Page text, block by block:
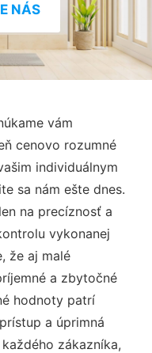
NÁS
vám
cenovo rozumné
individuálnym
sa nám ešte dnes.
na precíznosť a
vykonanej
že aj malé
a zbytočné
hodnoty patrí
a úprimná
zákazníka,